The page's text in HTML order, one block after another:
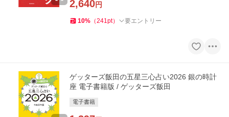
2,640円
10% （241pt） 要エントリー
ゲッターズ飯田の五星三心占い2026 銀の時計
座 電子書籍版 / ゲッターズ飯田
電子書籍